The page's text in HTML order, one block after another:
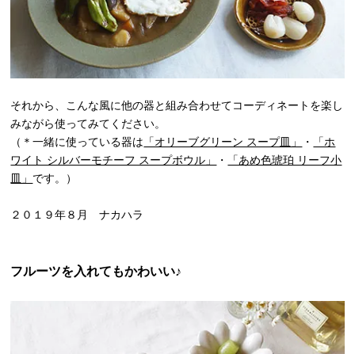
それから、こんな風に他の器と組み合わせてコーディネートを楽し
みながら使ってみてください。
（＊一緒に使っている器は 「オリーブグリーン スープ皿」 ・
「ホ
ワイト シルバーモチーフ スープボウル」
・
「あめ色琥珀 リーフ小
皿」 です。）
２０１９年８月 ナカハラ
フルーツを入れてもかわいい♪